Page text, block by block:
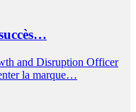
and Disruption Officer
la marque…